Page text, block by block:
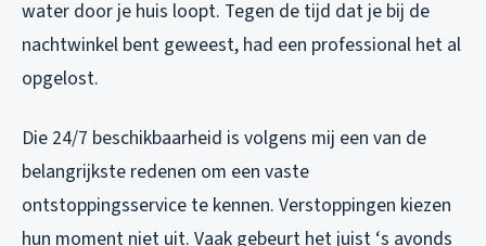
water door je huis loopt. Tegen de tijd dat je bij de
nachtwinkel bent geweest, had een professional het al
opgelost.
Die 24/7 beschikbaarheid is volgens mij een van de
belangrijkste redenen om een vaste
ontstoppingsservice te kennen. Verstoppingen kiezen
hun moment niet uit. Vaak gebeurt het juist ‘s avonds